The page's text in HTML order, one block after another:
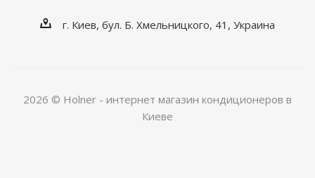
г. Киев, бул. Б. Хмельницкого, 41, Украина
2026 © Holner - интернет магазин кондиционеров в
Киеве